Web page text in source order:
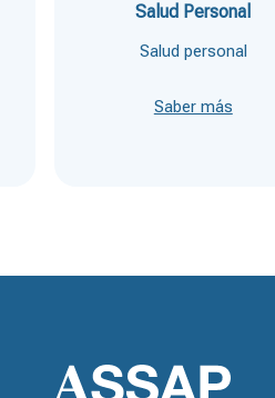
Salud Personal
Salud personal
Saber más